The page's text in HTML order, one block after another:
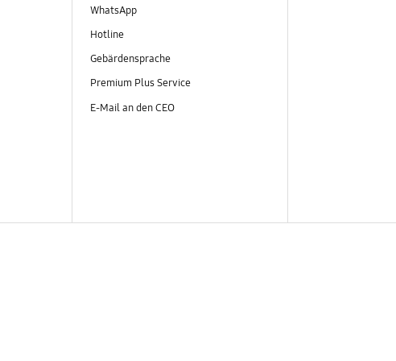
WhatsApp
Hotline
Gebärdensprache
Premium Plus Service
E-Mail an den CEO